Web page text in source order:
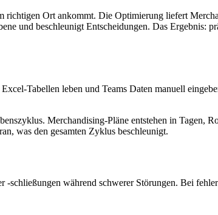
richtigen Ort ankommt. Die Optimierung liefert
und beschleunigt Entscheidungen. Das Ergebnis:
Tabellen leben und Teams Daten manuell
Merchandising-Pläne entstehen in Tagen,
was den gesamten Zyklus beschleunigt.
schließungen während schwerer Störungen. Bei